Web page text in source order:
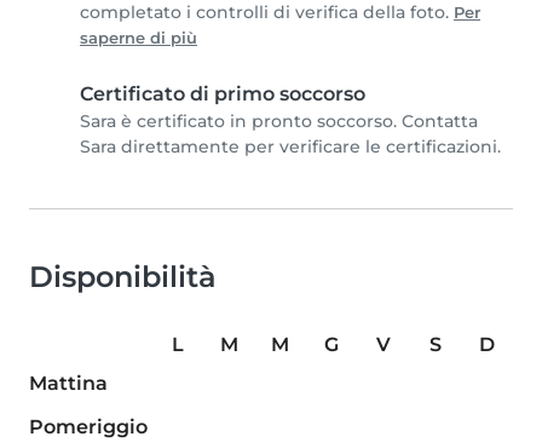
completato i controlli di verifica della foto. Per
saperne di più
Certificato di primo soccorso
Sara è certificato in pronto soccorso. Contatta
Sara direttamente per verificare le certificazioni.
Disponibilità
L M M G V S
D
Mattina
Pomeriggio